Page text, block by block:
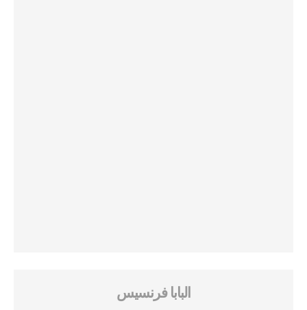
البابا فرنسيس